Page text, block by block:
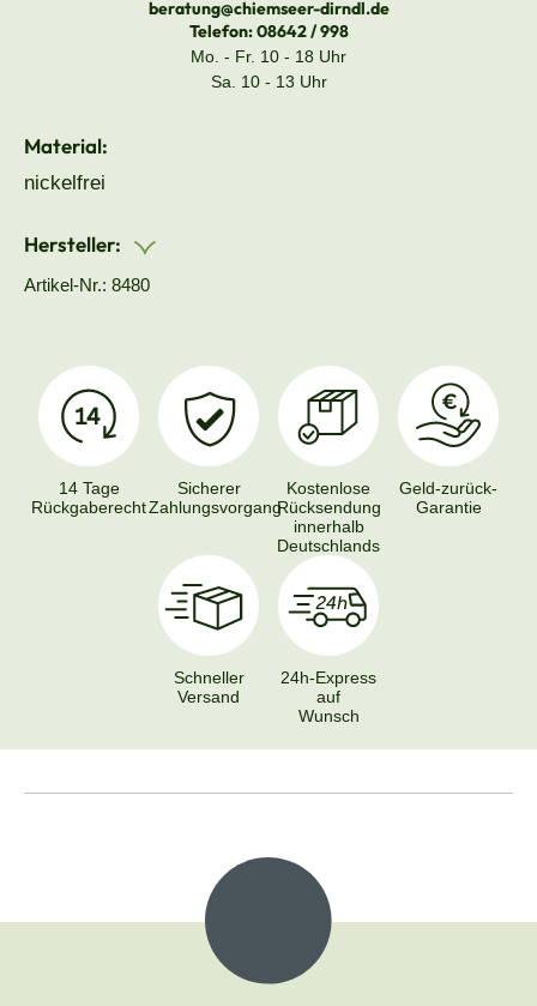
beratung@chiemseer-dirndl.de
Telefon:08642 / 998
Mo. - Fr. 10 - 18 Uhr
Sa. 10 - 13 Uhr
Material:
nickelfrei
Hersteller:
Artikel-Nr.: 8480
14 Tage
Rückgaberecht
Sicherer
Zahlungsvorgang
Kostenlose
Rücksendung
innerhalb
Deutschlands
Geld-zurück-
Garantie
Schneller
Versand
24h-Express
auf
Wunsch